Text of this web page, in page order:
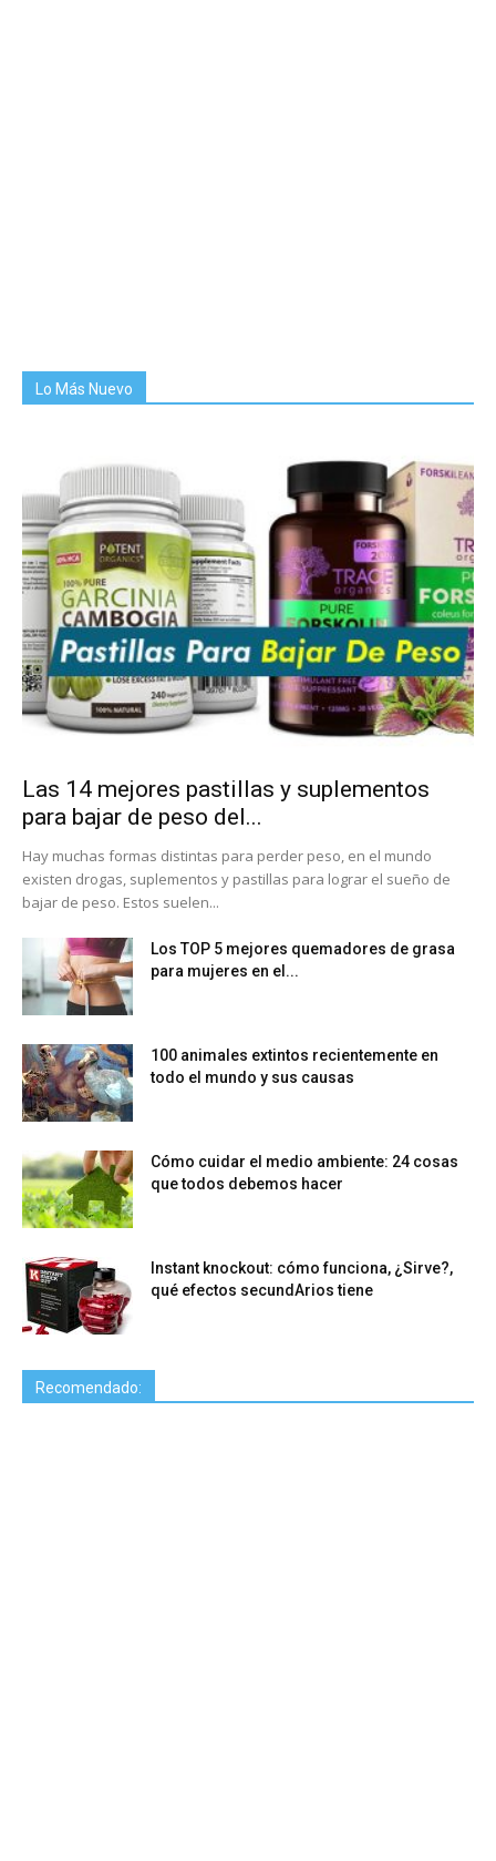
Lo Más Nuevo
Las 14 mejores pastillas y suplementos
para bajar de peso del...
Hay muchas formas distintas para perder peso, en el mundo
existen drogas, suplementos y pastillas para lograr el sueño de
bajar de peso. Estos suelen...
Los TOP 5 mejores quemadores de grasa
para mujeres en el...
100 animales extintos recientemente en
todo el mundo y sus causas
Cómo cuidar el medio ambiente: 24 cosas
que todos debemos hacer
Instant knockout: cómo funciona, ¿Sirve?,
qué efectos secundArios tiene
Recomendado: